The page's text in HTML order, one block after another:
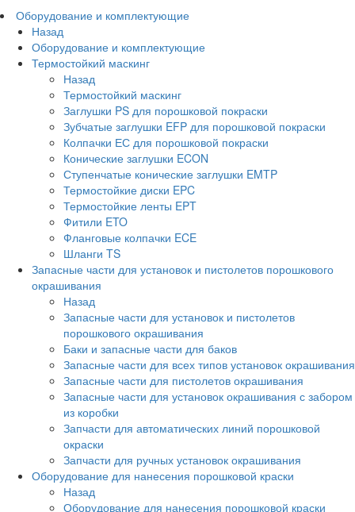
Оборудование и комплектующие
Назад
Оборудование и комплектующие
Термостойкий маскинг
Назад
Термостойкий маскинг
Заглушки PS для порошковой покраски
Зубчатые заглушки EFP для порошковой покраски
Колпачки ЕС для порошковой покраски
Конические заглушки ECON
Ступенчатые конические заглушки EMTP
Термостойкие диски EPC
Термостойкие ленты EPT
Фитили ETO
Фланговые колпачки ECE
Шланги TS
Запасные части для установок и пистолетов порошкового
окрашивания
Назад
Запасные части для установок и пистолетов
порошкового окрашивания
Баки и запасные части для баков
Запасные части для всех типов установок окрашивания
Запасные части для пистолетов окрашивания
Запасные части для установок окрашивания с забором
из коробки
Запчасти для автоматических линий порошковой
окраски
Запчасти для ручных установок окрашивания
Оборудование для нанесения порошковой краски
Назад
Оборудование для нанесения порошковой краски